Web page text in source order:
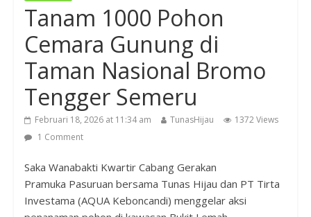
Tanam 1000 Pohon
Cemara Gunung di
Taman Nasional Bromo
Tengger Semeru
Februari 18, 2026 at 11:34 am TunasHijau
1372 Views
1 Comment
Saka Wanabakti Kwartir Cabang Gerakan
Pramuka Pasuruan bersama Tunas Hijau dan PT Tirta
Investama (AQUA Keboncandi) menggelar aksi